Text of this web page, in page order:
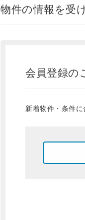
物件の情報を受
会員登録の
新着物件・条件に